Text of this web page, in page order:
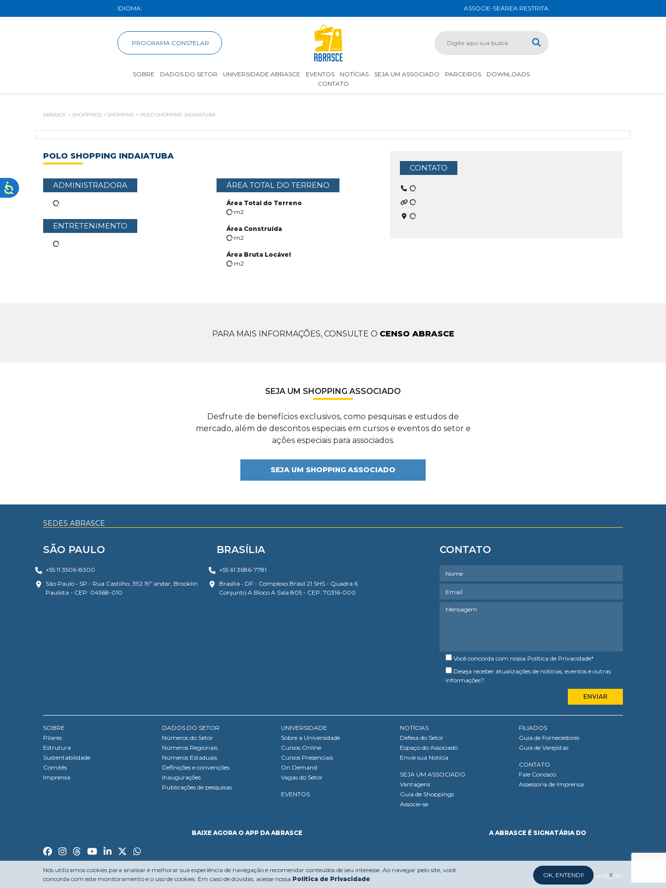
IDIOMA: ASSOCIE-SEÁREA RESTRITA
PROGRAMA CONSTELAR
SOBRE DADOS DO SETOR UNIVERSIDADE ABRASCE EVENTOS NOTÍCIAS SEJA UM ASSOCIADO PARCEIROS
DOWNLOADS
CONTATO
ABRASCE > SHOPPINGS > SHOPPING > POLO SHOPPING INDAIATUBA
POLO SHOPPING INDAIATUBA
ADMINISTRADORA
ENTRETENIMENTO
ÁREA TOTAL DO TERRENO
Área Total do Terreno
m2
Área Construída
m2
Área Bruta Locável
m2
CONTATO
PARA MAIS INFORMAÇÕES, CONSULTE O CENSO ABRASCE
SEJA UM SHOPPING ASSOCIADO
Desfrute de benefícios exclusivos, como pesquisas e estudos de
mercado, além de descontos especiais em cursos e eventos do setor e
ações especiais para associados.
SEJA UM SHOPPING ASSOCIADO
SEDES ABRASCE
SÃO PAULO
+55 11 3506-8300
São Paulo • SP - Rua Castilho, 392 19º andar, Brooklin
Paulista - CEP: 04568-010
BRASÍLIA
+55 61 3686-7781
Brasília • DF - Complexo Brasil 21 SHS - Quadra 6
Conjunto A Bloco A Sala 805 - CEP: 70316-000
CONTATO
Você concorda com nossa Política de Privacidade*
Deseja receber atualizações de notícias, eventos e outras
informações?
SOBRE
Pilares
Estrutura
Sustentabilidade
Comitês
Imprensa
DADOS DO SETOR
Números do Setor
Números Regionais
Números Estaduais
Definições e convenções
Inaugurações
Publicações de pesquisas
UNIVERSIDADE
Sobre a Universidade
Cursos Online
Cursos Presenciais
On Demand
Vagas do Setor
EVENTOS
NOTÍCIAS
Defesa do Setor
Espaço do Associado
Envie sua Notícia
SEJA UM ASSOCIADO
Vantagens
Guia de Shoppings
Associe-se
FILIADOS
Guia de Fornecedores
Guia de Varejistas
CONTATO
Fale Conosco
Assessoria de Imprensa
BAIXE AGORA O APP DA ABRASCE A ABRASCE É SIGNATÁRIA DO
Desenvolvido por:Mufasa Agency
Nós utilizamos cookies para analisar e melhorar sua experiência de navegação e recomendar conteúdos de seu interesse. Ao navegar pelo site, você
concorda com este monitoramento e o uso de cookies. Em caso de dúvidas, acesse nossa Política de Privacidade.
OK, ENTENDI! X